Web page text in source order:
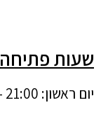
שעות פתיחה
יום ראשון: 21:00 – 7:00